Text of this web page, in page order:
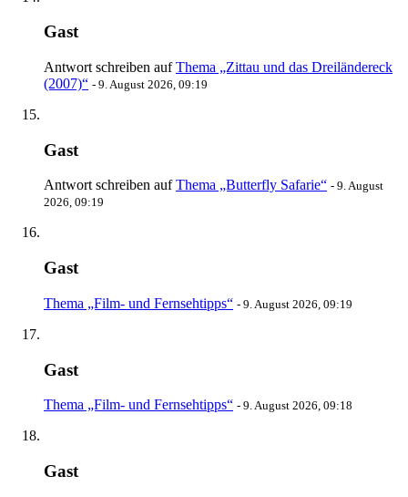
Gast
Antwort schreiben aufThema „Zittau und das Dreiländereck
(2007)“ - 9. August 2026, 09:19
Gast
Antwort schreiben aufThema „Butterfly Safarie“ - 9. August
2026, 09:19
Gast
Thema „Film- und Fernsehtipps“ - 9. August 2026, 09:19
Gast
Thema „Film- und Fernsehtipps“ - 9. August 2026, 09:18
Gast